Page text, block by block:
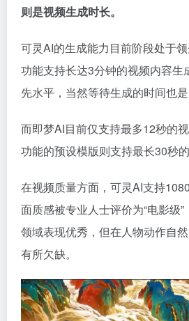
则是视频生成时长。
可灵AI的生成能力目前阶段处于
功能支持长达3分钟的视频内容生
先水平，当然等待生成的时间也是
而即梦AI目前仅支持最多12秒的
功能的预设模版则支持最长30秒的
在视频质量方面，可灵AI支持
面质感被专业人士评价为“电影级
领域表现优秀，但在人物动作自
有所欠缺。